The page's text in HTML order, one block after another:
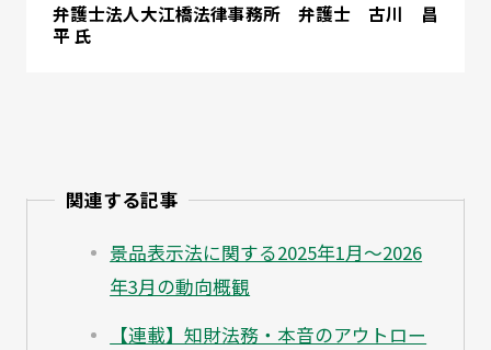
弁護士法人大江橋法律事務所 弁護士 古川 昌
平 氏
関連する記事
景品表示法に関する2025年1月～2026
年3月の動向概観
【連載】知財法務・本音のアウトロー